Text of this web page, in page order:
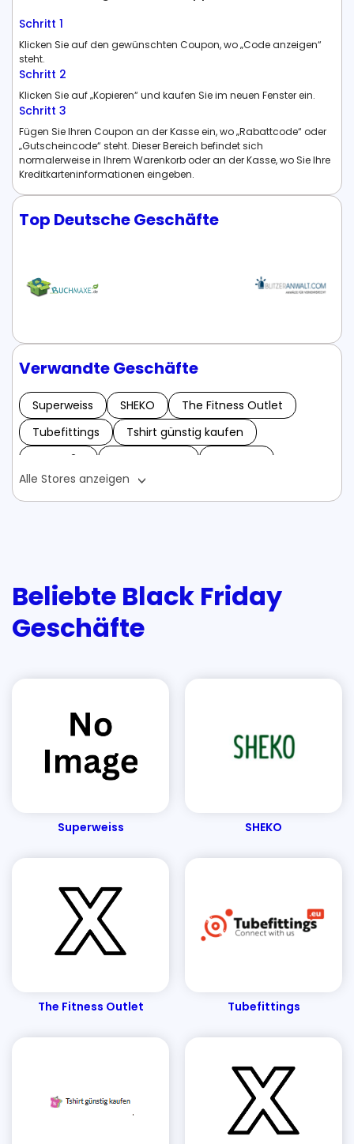
Schritt 1
Klicken Sie auf den gewünschten Coupon, wo „Code anzeigen“
steht.
Schritt 2
Klicken Sie auf „Kopieren“ und kaufen Sie im neuen Fenster ein.
Schritt 3
Fügen Sie Ihren Coupon an der Kasse ein, wo „Rabattcode“ oder
„Gutscheincode“ steht. Dieser Bereich befindet sich
normalerweise in Ihrem Warenkorb oder an der Kasse, wo Sie Ihre
Kreditkarteninformationen eingeben.
Top Deutsche Geschäfte
Verwandte Geschäfte
Superweiss SHEKO
The Fitness Outlet
Tubefittings
Tshirt günstig kaufen
Tanzer24
Bienenpatenschaft
Blitzhandel24
BARBARA BOX
Buchmaxe
Braufabrik Gutscheine - Mai 2024
Alle Stores anzeigen
Beliebte Black Friday
Geschäfte
Superweiss SHEKO
The Fitness Outlet Tubefittings